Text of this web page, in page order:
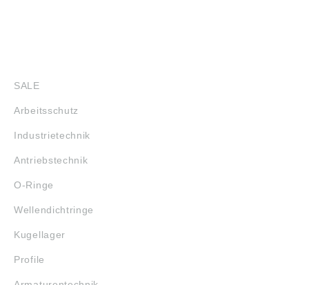
SALE
Arbeitsschutz
Industrietechnik
Antriebstechnik
O-Ringe
Wellendichtringe
Kugellager
Profile